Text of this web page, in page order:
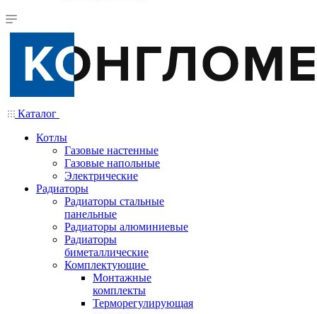
Каталог
Котлы
Газовые настенные
Газовые напольные
Электрические
Радиаторы
Радиаторы стальные
панельные
Радиаторы алюминиевые
Радиаторы
биметаллические
Комплектующие
Монтажные
комплекты
Терморегулирующая